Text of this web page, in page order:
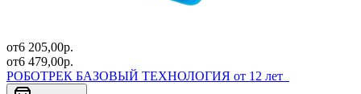
от6 205,00р.
от6 479,00р.
РОБОТРЕК БАЗОВЫЙ ТЕХНОЛОГИЯ от 12 лет